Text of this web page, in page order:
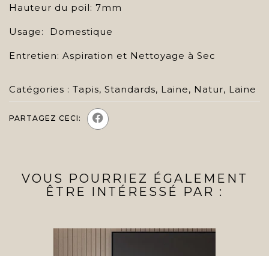
Hauteur du poil: 7mm
Usage: Domestique
Entretien: Aspiration et Nettoyage à Sec
Catégories : Tapis, Standards, Laine, Natur, Laine
PARTAGEZ CECI:
VOUS POURRIEZ ÉGALEMENT
ÊTRE INTÉRESSÉ PAR :